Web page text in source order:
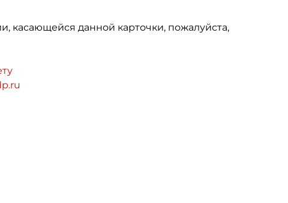
касающейся данной карточки, пожалуйста,